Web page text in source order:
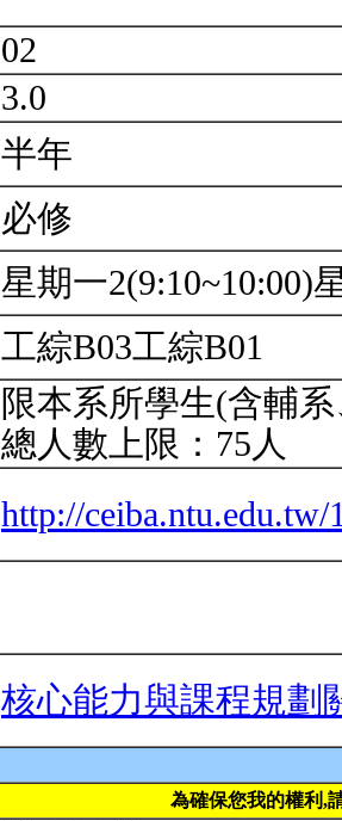
02
3.0
半年
必修
星期一2(9:10~10:00)
工綜B03工綜B01
限本系所學生(含輔
總人數上限：75人
http://
核心能力與課程規劃
為確保您我的權利,